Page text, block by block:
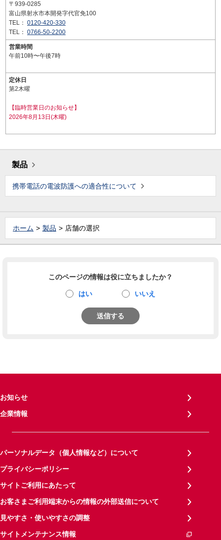
〒939-0285
富山県射水市本開発字代官免100
TEL： 0120-420-330
TEL： 0766-50-2200
営業時間
午前10時〜午後7時
定休日
第2木曜
【臨時営業日のお知らせ】
2026年8月13日(木曜)
製品
携帯電話の電波防護への適合性について
ホーム 製品 店舗の選択
このページの情報は役に立ちましたか？
はい いいえ
送信する
お知らせ
企業情報
パーソナルデータ（個人情報など）について
プライバシーポリシー
サイトご利用にあたって
お客さまご利用端末からの情報の外部送信について
見やすさ・使いやすさの調整
サイトメンテナンス情報